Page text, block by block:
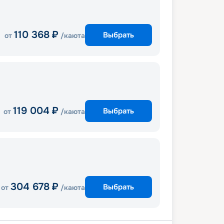
от 110 368 ₽ /каюта Выбрать
от 119 004 ₽ /каюта Выбрать
от 304 678 ₽ /каюта Выбрать